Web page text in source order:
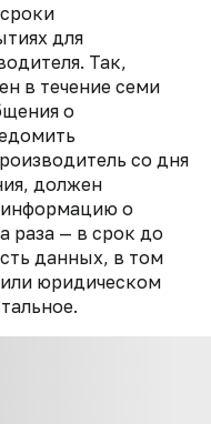
для
Так,
в течение семи
о
со дня
должен
информацию о
раза — в срок до
данных, в том
юридическом